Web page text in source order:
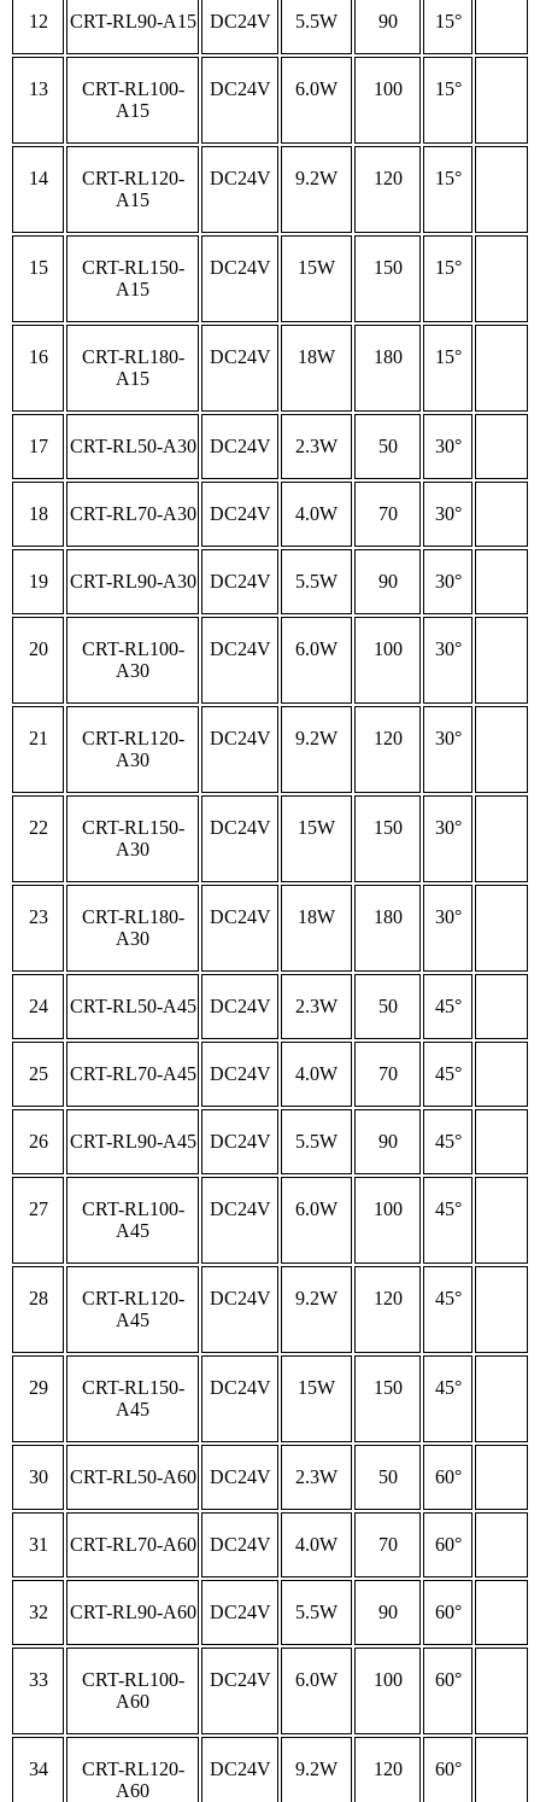
12 CRT-RL90-A15 DC24V 5.5W 90 15°
13
CRT-RL100-
A15
DC24V 6.0W 100 15°
14
CRT-RL120-
A15
DC24V 9.2W 120 15°
15
CRT-RL150-
A15
DC24V 15W 150 15°
16
CRT-RL180-
A15
DC24V 18W 180 15°
17 CRT-RL50-A30 DC24V 2.3W 50 30°
18 CRT-RL70-A30 DC24V 4.0W 70 30°
19 CRT-RL90-A30 DC24V 5.5W 90 30°
20
CRT-RL100-
A30
DC24V 6.0W 100 30°
21
CRT-RL120-
A30
DC24V 9.2W 120 30°
22
CRT-RL150-
A30
DC24V 15W 150 30°
23
CRT-RL180-
A30
DC24V 18W 180 30°
24 CRT-RL50-A45 DC24V 2.3W 50 45°
25 CRT-RL70-A45 DC24V 4.0W 70 45°
26 CRT-RL90-A45 DC24V 5.5W 90 45°
27
CRT-RL100-
A45
DC24V 6.0W 100 45°
28
CRT-RL120-
A45
DC24V 9.2W 120 45°
29
CRT-RL150-
A45
DC24V 15W 150 45°
30 CRT-RL50-A60 DC24V 2.3W 50 60°
31 CRT-RL70-A60 DC24V 4.0W 70 60°
32 CRT-RL90-A60 DC24V 5.5W 90 60°
33
CRT-RL100-
A60
DC24V 6.0W 100 60°
34
CRT-RL120-
A60
DC24V 9.2W 120 60°